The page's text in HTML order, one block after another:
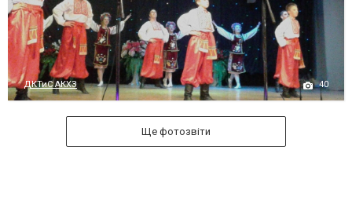
ДКТиС АКХЗ 40
Ще фотозвіти